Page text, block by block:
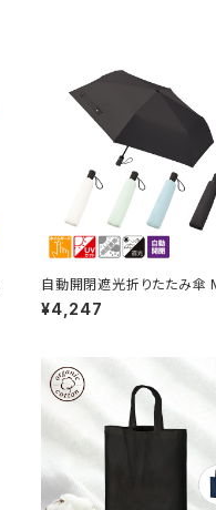
自動開閉遮光折りたたみ傘
（スムーズ収納タイプ）
¥4,247